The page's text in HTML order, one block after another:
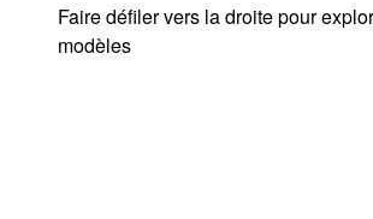
Faire défiler vers la droite pour
modèles